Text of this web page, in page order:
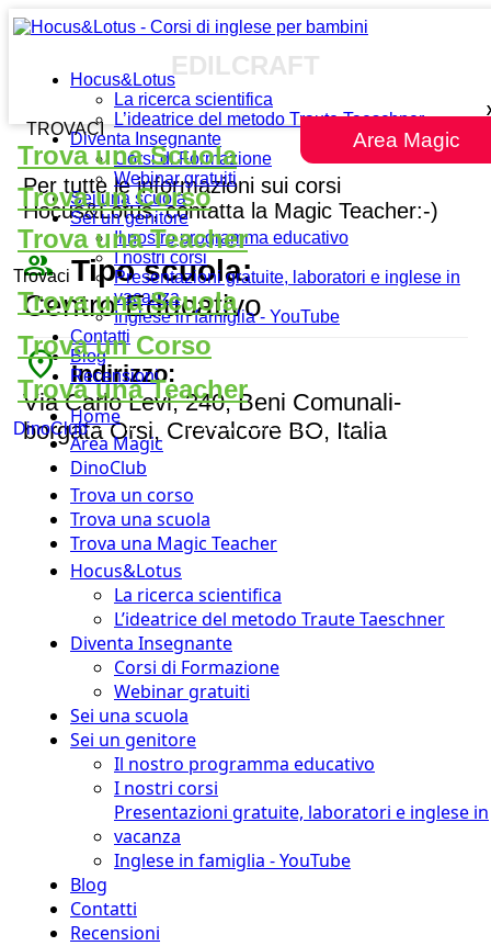
Hocus&Lotus
La ricerca scientifica
L’ideatrice del metodo Traute Taeschner
Diventa Insegnante
Corsi di Formazione
Webinar gratuiti
Sei una scuola
Sei un genitore
Il nostro programma educativo
I nostri corsi
Presentazioni gratuite, laboratori e inglese in
vacanza
Inglese in famiglia - YouTube
Contatti
Blog
Recensioni
Home
Area Magic
DinoClub
Trova un corso
Trova una scuola
Trova una Magic Teacher
Hocus&Lotus
La ricerca scientifica
L’ideatrice del metodo Traute Taeschner
Diventa Insegnante
Corsi di Formazione
Webinar gratuiti
Sei una scuola
Sei un genitore
Il nostro programma educativo
I nostri corsi
Presentazioni gratuite, laboratori e inglese in
vacanza
Inglese in famiglia - YouTube
Blog
Contatti
Recensioni
Area Magic
TROVACI
Trova una Scuola
Trova un Corso
Trova una Teacher
Trovaci
Trova una Scuola
Trova un Corso
Trova una Teacher
DinoClub
EDILCRAFT
Per tutte le informazioni sui corsi
Hocus&Lotus, contatta la Magic Teacher:-)
people_outline Tipo scuola:
Centro Educativo
place Indirizzo:
Via Carlo Levi, 240, Beni Comunali-
borgata Orsi, Crevalcore BO, Italia